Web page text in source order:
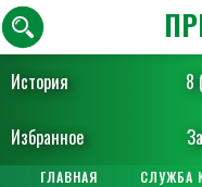
История 8
Избранное
ГЛАВНАЯ СЛУЖБА